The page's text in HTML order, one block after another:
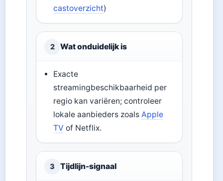
castoverzicht)
2 Wat onduidelijk is
Exacte
streamingbeschikbaarheid per
regio kan variëren; controleer
lokale aanbieders zoalsApple
TV of Netflix.
3 Tijdlijn-signaal